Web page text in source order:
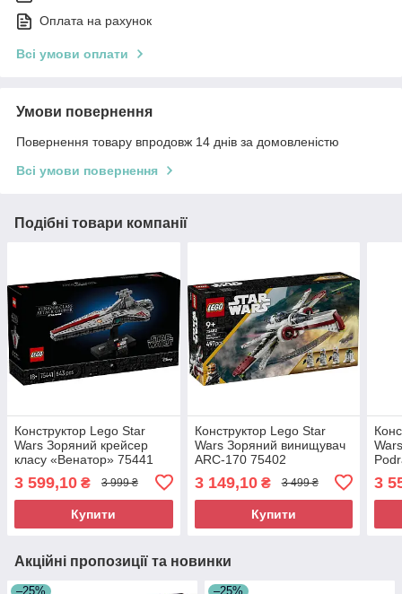
Оплата на рахунок
Всі умови оплати
Умови повернення
Повернення товару впродовж 14 днів за домовленістю
Всі умови повернення
Подібні товари компанії
Конструктор Lego Star
Wars Зоряний крейсер
класу «Венатор» 75441
3 599,10 ₴ 3 999 ₴
Купити
Конструктор Lego Star
Wars Зоряний винищувач
ARC-170 75402
3 149,10₴ 3 499 ₴
Купити
3
Акційні пропозиції та новинки
–25% –25%